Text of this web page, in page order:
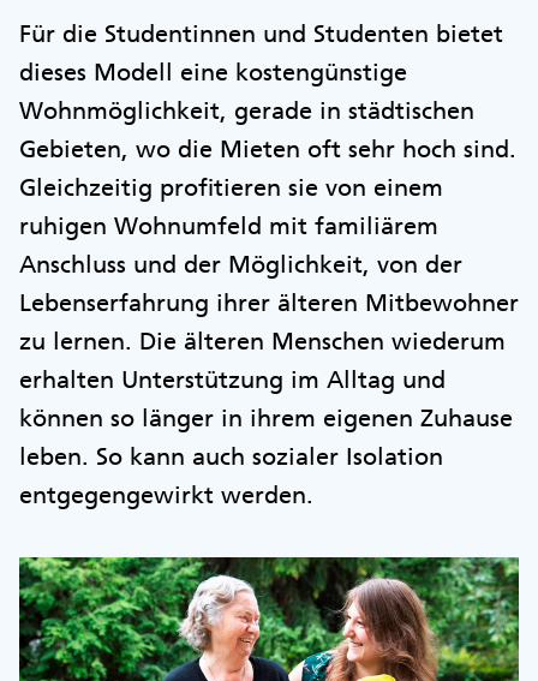
Für die Studentinnen und Studenten bietet
dieses Modell eine kostengünstige
Wohnmöglichkeit, gerade in städtischen
Gebieten, wo die Mieten oft sehr hoch sind.
Gleichzeitig profitieren sie von einem
ruhigen Wohnumfeld mit familiärem
Anschluss und der Möglichkeit, von der
Lebenserfahrung ihrer älteren Mitbewohner
zu lernen. Die älteren Menschen wiederum
erhalten Unterstützung im Alltag und
können so länger in ihrem eigenen Zuhause
leben. So kann auch sozialer Isolation
entgegengewirkt werden.